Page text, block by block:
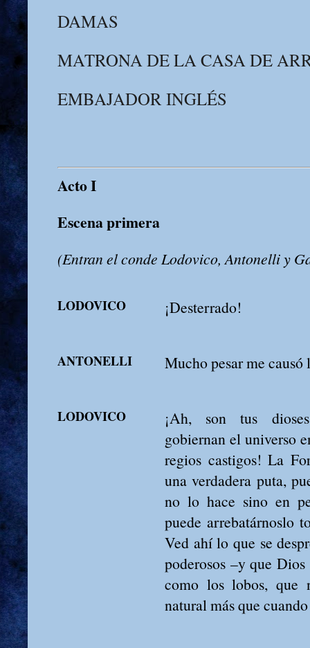
DAMAS
MATRONA DE LA CASA DE
EMBAJADOR INGLÉS
Acto I
Escena primera
(Entran el conde Lodovico, Antonelli y
LODOVICO ¡Desterrado!
ANTONELLI Mucho pesar me causó
LODOVICO
¡Ah, son tus
gobiernan el universo
regios castigos! La
una verdadera puta,
no lo hace sino en
puede arrebatárnoslo
Ved ahí lo que se
poderosos –y que
como los lobos, que
natural más que